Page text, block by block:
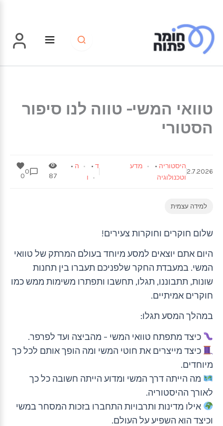
טוואי המשי- טווה לנו סיפור
הסטורי
2.7.2026
היסטוריה •
מדע
וטכנולוגיה
ד• ה •
ו
87
0
0
למידה עצמית
שלום חוקרים וחוקרות צעירים!
היום אתם יוצאים למסע מיוחד בעולם המרתק של טוואי
המשי. במעבדת החקר שלפניכם תעברו בין תחנות
שונות, תתבוננו, תגלו, תחשבו ותפתרו משימות ממש כמו
חוקרים אמיתיים.
במהלך המסע תגלו:
כיצד מתפתח טוואי המשי – מהביצה ועד לפרפר.
כיצד מייצרים את חוטי המשי ומה הופך אותם לכל כך
מיוחדים.
מה הייתה דרך המשי ומדוע הייתה חשובה כל כך
לאורך ההיסטוריה.
אילו מדינות ותרבויות התחברו בזכות המסחר במשי
וכיצד הוא השפיע על העולם.